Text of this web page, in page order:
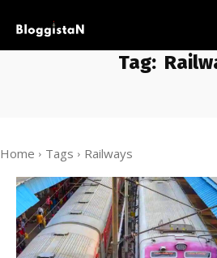
Tag:
Home Tags Railways